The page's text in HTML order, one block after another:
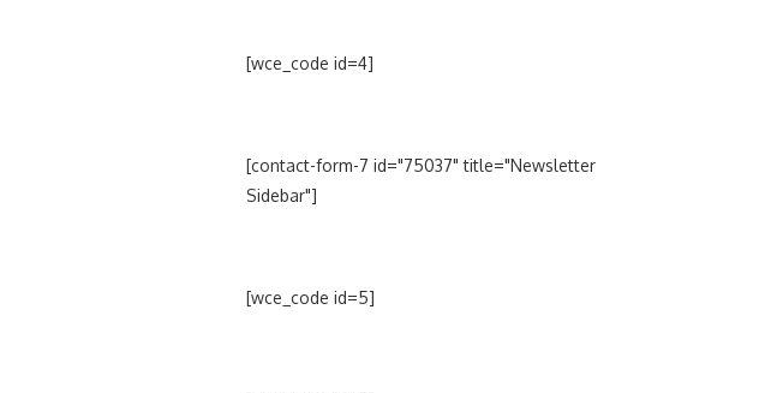
[wce_code id=4]
[contact-form-7 id="75037" title="Newsletter
Sidebar"]
[wce_code id=5]